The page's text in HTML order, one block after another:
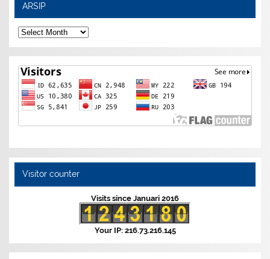
ARSIP
ARSIP
Visitor counter
Visits since Januari 2016
Your IP: 216.73.216.145